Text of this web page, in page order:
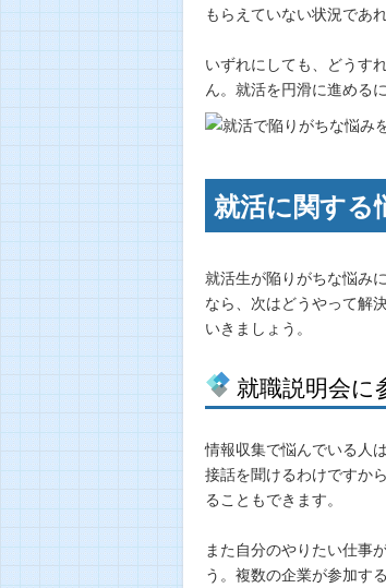
もらえていない状況であ
いずれにしても、どうす
ん。就活を円滑に進める
就活に関する
就活生が陥りがちな悩み
なら、次はどうやって解
いきましょう。
就職説明会
情報収集で悩んでいる人
接話を聞けるわけですか
ることもできます。
また自分のやりたい仕事
う。複数の企業が参加す